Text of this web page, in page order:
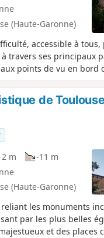
(Haute-Garonne)
accessible à
travers ses principaux
points de vu en bord
de
m
-11 m
(Haute-Garonne)
les monuments
par les plus belles
et des places